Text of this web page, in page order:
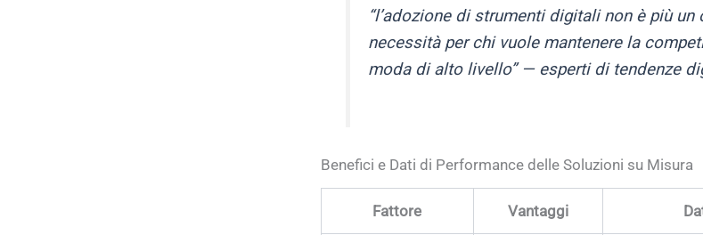
“l’adozione di strumenti digitali non è più un
necessità per chi vuole mantenere la
moda di alto livello” — esperti di tendenze
Benefici e Dati di Performance delle Soluzioni su Misura
Fattore Vantaggi